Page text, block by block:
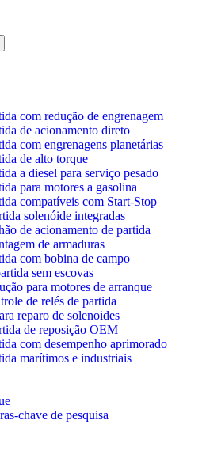
com redução de engrenagem
de acionamento direto
com engrenagens planetárias
de alto torque
a diesel para serviço pesado
para motores a gasolina
compatíveis com Start-Stop
solenóide integradas
de acionamento de partida
de armaduras
com bobina de campo
sem escovas
para motores de arranque
de relés de partida
reparo de solenoides
de reposição OEM
com desempenho aprimorado
marítimos e industriais
chave de pesquisa